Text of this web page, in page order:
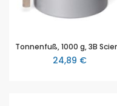
24,89 €